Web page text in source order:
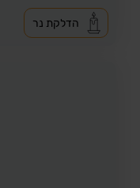
הדלקת נר